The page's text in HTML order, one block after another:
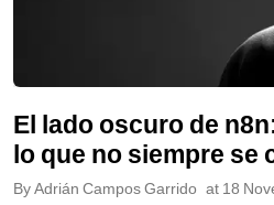
El lado oscuro de
lo que no siempre se
ByAdrián Campos Garrido at18